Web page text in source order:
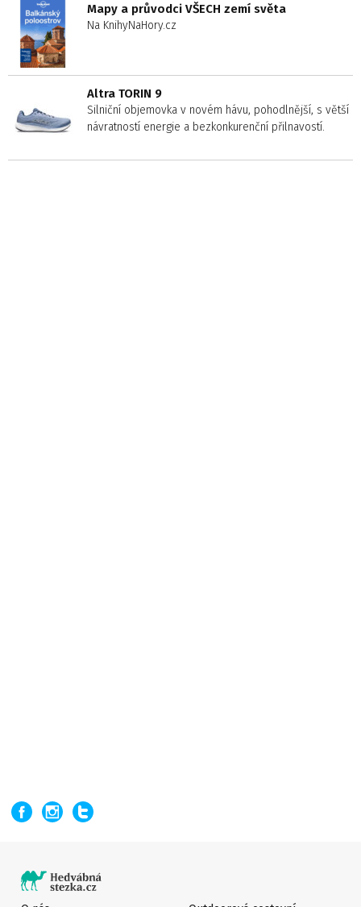
Mapy a průvodci VŠECH zemí světa
Na KnihyNaHory.cz
Altra TORIN 9
Silniční objemovka v novém hávu, pohodlnější, s větší
návratností energie a bezkonkurenční přilnavostí.